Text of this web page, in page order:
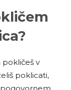
pokličeš v
poklicati,